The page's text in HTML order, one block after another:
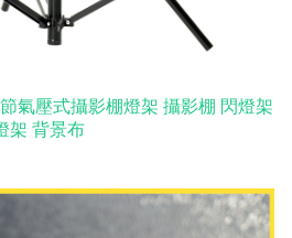
節氣壓式攝影棚燈架 攝影棚 閃燈架
架 背景布